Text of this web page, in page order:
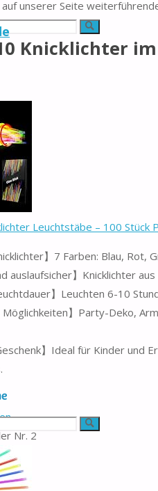
Suche
Suche
auf unserer Seite
Knicklichter
Leuchtstäbe – 100 Stück
】7 Farben: Blau, Rot,
auslaufsicher】Knicklichter
】Leuchten 6-10
Möglichkeiten】Party-Deko,
】Ideal für Kinder
Nr. 2